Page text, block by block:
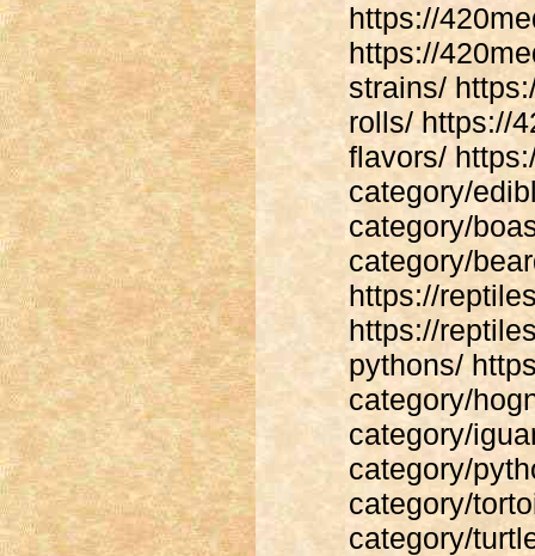
https://
https://
strains/
rolls/ https://
flavors/
category/
category/
category/
https://
https://
pythons/
category/
category/
category/
category/
category/